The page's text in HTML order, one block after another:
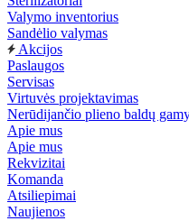
Valymo inventorius
Sandėlio valymas
Akcijos
Paslaugos
Servisas
Virtuvės projektavimas
Nerūdijančio plieno baldų
Apie mus
Apie mus
Rekvizitai
Komanda
Atsiliepimai
Naujienos